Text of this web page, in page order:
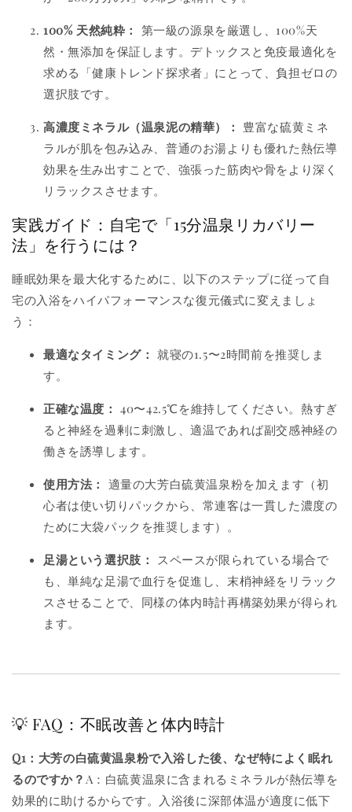
100% 天然純粋： 第一級の源泉を厳選し、100%天
然・無添加を保証します。デトックスと免疫最適化を
求める「健康トレンド探求者」にとって、負担ゼロの
選択肢です。
高濃度ミネラル（温泉泥の精華）： 豊富な硫黄ミネ
ラルが肌を包み込み、普通のお湯よりも優れた熱伝導
効果を生み出すことで、強張った筋肉や骨をより深く
リラックスさせます。
実践ガイド：自宅で「15分温泉リカバリー
法」を行うには？
睡眠効果を最大化するために、以下のステップに従って自
宅の入浴をハイパフォーマンスな復元儀式に変えましょ
う：
最適なタイミング： 就寝の1.5〜2時間前を推奨しま
す。
正確な温度： 40〜42.5℃を維持してください。熱すぎ
ると神経を過剰に刺激し、適温であれば副交感神経の
働きを誘導します。
使用方法： 適量の大芳白硫黄温泉粉を加えます（初
心者は使い切りパックから、常連客は一貫した濃度の
ために大袋パックを推奨します）。
足湯という選択肢：
スペースが限られている場合で
も、単純な足湯で血行を促進し、末梢神経をリラック
スさせることで、同様の体内時計再構築効果が得られ
ます。
💡 FAQ：不眠改善と体内時計
Q1：大芳の白硫黄温泉粉で入浴した後、なぜ特によく眠れ
るのですか？ A：白硫黄温泉に含まれるミネラルが熱伝導を
効果的に助けるからです。入浴後に深部体温が適度に低下